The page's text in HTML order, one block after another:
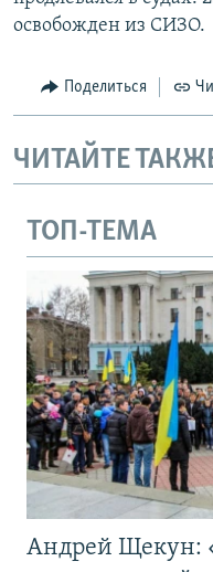
освобожден из СИЗО.
Поделиться
ЧИТАЙТЕ
ТОП-ТЕМА
Андрей Щекун: